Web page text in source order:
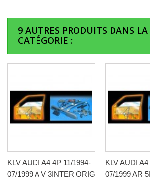
9 AUTRES PRODUITS DANS
CATÉGORIE :
KLV AUDI A4 4P 11/1994-
07/1999 A V 3INTER ORIG
KLV AUDI
07/1999 AR